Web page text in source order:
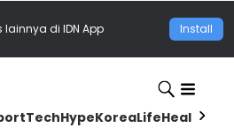
lainnya di IDN App Install
TechHypeKoreaLifeHealth